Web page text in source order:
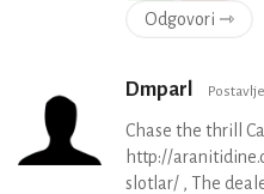
Odgovori ⇾
Dmparl
Chase the thrill
http://
slotlar/ , The